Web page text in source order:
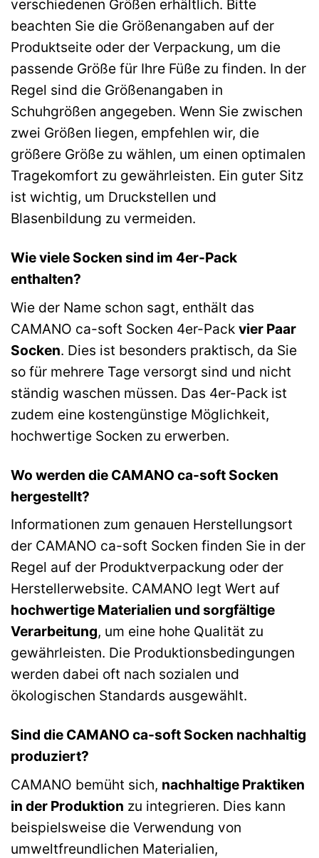
verschiedenen Größen erhältlich. Bitte
beachten Sie die Größenangaben auf der
Produktseite oder der Verpackung, um die
passende Größe für Ihre Füße zu finden. In der
Regel sind die Größenangaben in
Schuhgrößen angegeben. Wenn Sie zwischen
zwei Größen liegen, empfehlen wir, die
größere Größe zu wählen, um einen optimalen
Tragekomfort zu gewährleisten. Ein guter Sitz
ist wichtig, um Druckstellen und
Blasenbildung zu vermeiden.
Wie viele Socken sind im 4er-Pack
enthalten?
Wie der Name schon sagt, enthält das
CAMANO ca-soft Socken 4er-Pack vier Paar
Socken. Dies ist besonders praktisch, da Sie
so für mehrere Tage versorgt sind und nicht
ständig waschen müssen. Das 4er-Pack ist
zudem eine kostengünstige Möglichkeit,
hochwertige Socken zu erwerben.
Wo werden die CAMANO ca-soft Socken
hergestellt?
Informationen zum genauen Herstellungsort
der CAMANO ca-soft Socken finden Sie in der
Regel auf der Produktverpackung oder der
Herstellerwebsite. CAMANO legt Wert auf
hochwertige Materialien und sorgfältige
Verarbeitung, um eine hohe Qualität zu
gewährleisten. Die Produktionsbedingungen
werden dabei oft nach sozialen und
ökologischen Standards ausgewählt.
Sind die CAMANO ca-soft Socken nachhaltig
produziert?
CAMANO bemüht sich, nachhaltige Praktiken
in der Produktion zu integrieren. Dies kann
beispielsweise die Verwendung von
umweltfreundlichen Materialien,